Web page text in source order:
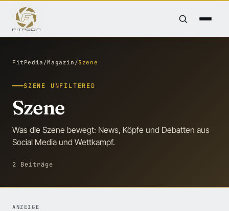
FitPedia /Magazin /Szene
SZENE UNFILTERED
Szene
Was die Szene bewegt: News, Köpfe und Debatten aus
Social Media und Wettkampf.
2 Beiträge
ANZEIGE